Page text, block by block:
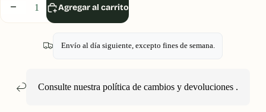
Disminuir
Aumentar
Agregar al carrito
Envío al día siguiente, excepto fines de semana.
Consulte nuestra política de cambios y devoluciones.